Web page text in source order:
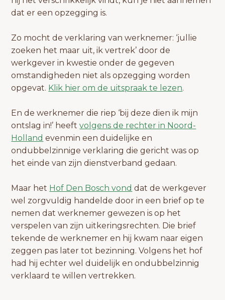
dat er een opzegging is.
Zo mocht de verklaring van werknemer: ‘jullie
zoeken het maar uit, ik vertrek’ door de
werkgever in kwestie onder de gegeven
omstandigheden niet als opzegging worden
opgevat. Klik hier om de uitspraak te lezen.
En de werknemer die riep ‘bij deze dien ik mijn
ontslag in!’ heeftvolgens de rechter in Noord-
Holland evenmin een duidelijke en
ondubbelzinnige verklaring die gericht was op
het einde van zijn dienstverband gedaan.
Maar het Hof Den Bosch vond dat de werkgever
wel zorgvuldig handelde door in een brief op te
nemen dat werknemer gewezen is op het
verspelen van zijn uitkeringsrechten. Die brief
tekende de werknemer en hij kwam naar eigen
zeggen pas later tot bezinning. Volgens het hof
had hij echter wel duidelijk en ondubbelzinnig
verklaard te willen vertrekken.